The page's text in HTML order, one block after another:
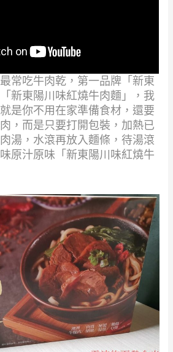
常吃牛肉乾，第一品牌「新東
新東陽川味紅燒牛肉麵」，我
是你不用在家準備食材，還要
，而是只要打開包裝，加熱已
湯，水滾再放入麵條，待湯滾
原汁原味「新東陽川味紅燒牛